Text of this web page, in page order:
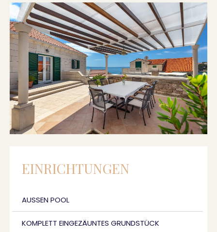
EINRICHTUNGEN
AUSSEN POOL
KOMPLETT EINGEZÄUNTES GRUNDSTÜCK